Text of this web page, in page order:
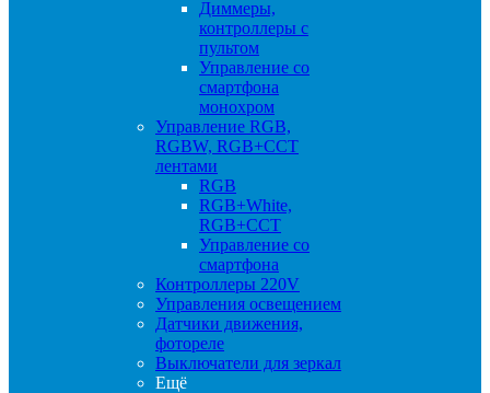
Диммеры,
контроллеры с
пультом
Управление со
смартфона
монохром
Управление RGB,
RGBW, RGB+CCT
лентами
RGB
RGB+White,
RGB+CCT
Управление со
смартфона
Контроллеры 220V
Управления освещением
Датчики движения,
фотореле
Выключатели для зеркал
Ещё